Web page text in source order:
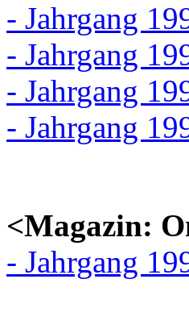
- Jahrgang
- Jahrgang
- Jahrgang
- Jahrgang
<Magazin:
- Jahrgang